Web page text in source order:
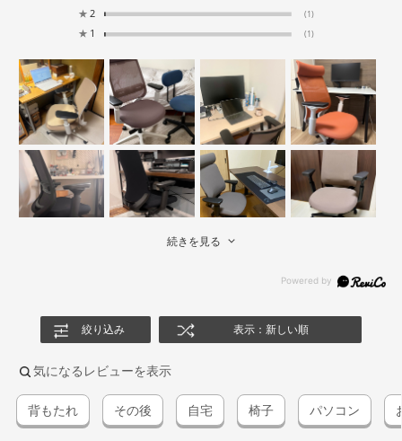
★ 2 (1)
★ 1 (1)
続きを見る
絞り込み 表示：新しい順
気になるレビューを表示
背もたれ その後 自宅 椅子 パソコン